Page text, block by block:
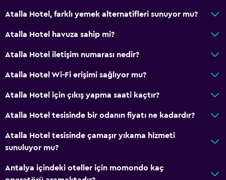
Atalla Hotel, farklı yemek alternatifleri sunuyor mu?
Atalla Hotel havuza sahip mi?
Atalla Hotel iletişim numarası nedir?
Atalla Hotel Wi-Fi erişimi sağlıyor mu?
Atalla Hotel için çıkış yapma saati kaçtır?
Atalla Hotel tesisinde bir odanın fiyatı ne kadardır?
Atalla Hotel tesisinde çamaşır yıkama hizmeti
sunuluyor mu?
Antalya içindeki oteller için momondo kaç